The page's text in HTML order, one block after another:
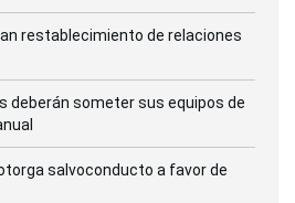
restablecimiento de relaciones
deberán someter sus equipos de
salvoconducto a favor de